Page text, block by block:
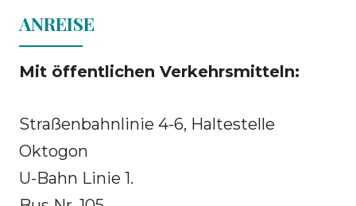
ANREISE
Mit öffentlichen Verkehrsmitteln:
Straßenbahnlinie 4-6, Haltestelle
Oktogon
U-Bahn Linie 1.